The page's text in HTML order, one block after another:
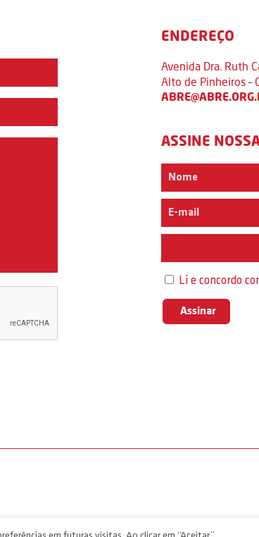
ENDEREÇO
Avenida Dra. Ruth
Alto de Pinheiros –
ASSINE
Li e concordo